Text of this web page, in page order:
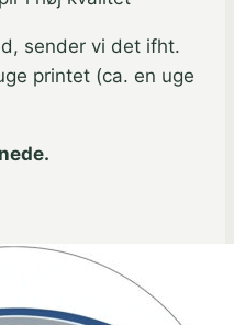
sender vi det ifht.
printet (ca. en uge